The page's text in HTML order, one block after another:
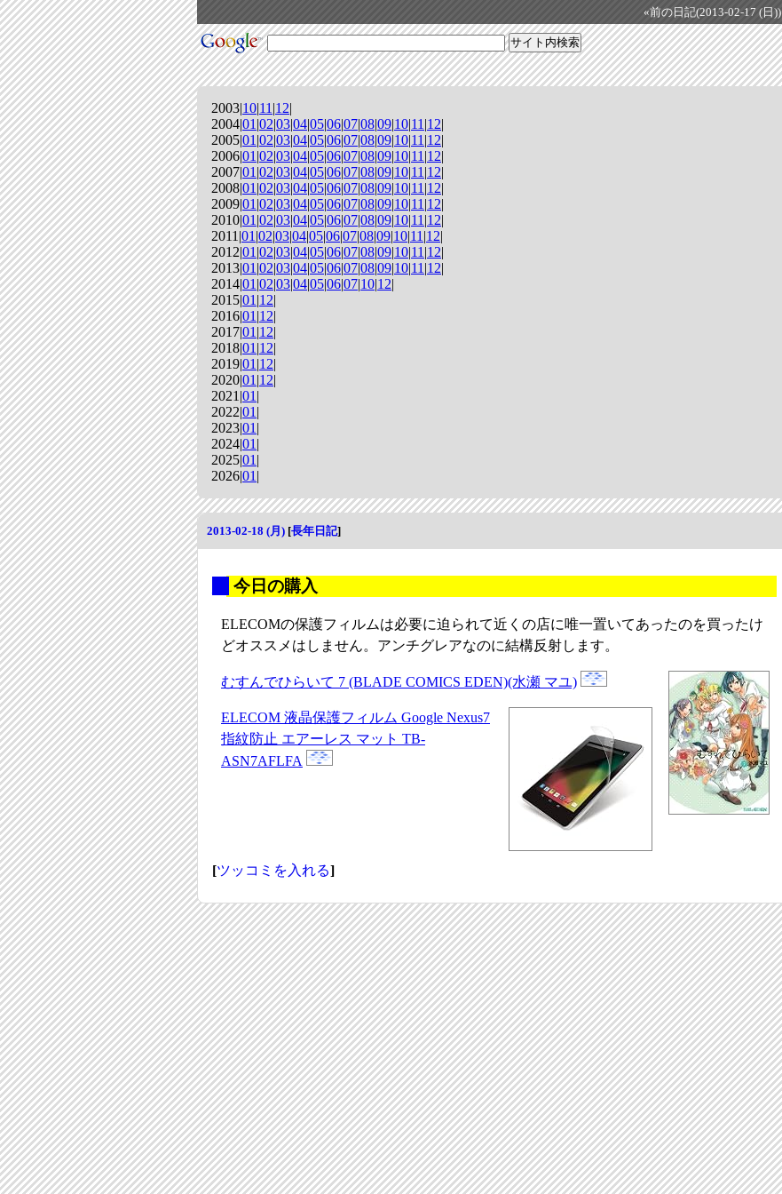
«前の日記(2013-02-17 (日))
2003|10|11 |12|
2004|01 |02|03|04|05|06|07|08|09|10|11 |12|
2005|01 |02|03|04|05|06|07|08|09|10|11 |12|
2006|01 |02|03|04|05|06|07|08|09|10|11 |12|
2007|01 |02|03|04|05|06|07|08|09|10|11 |12|
2008|01 |02|03|04|05|06|07|08|09|10|11 |12|
2009|01 |02|03|04|05|06|07|08|09|10|11 |12|
2010|01 |02|03|04|05|06|07|08|09|10|11 |12|
2011|01 |02|03|04|05|06|07|08|09|10|11 |12|
2012|01 |02|03|04|05|06|07|08|09|10|11 |12|
2013|01 |02|03|04|05|06|07|08|09|10|11 |12|
2014|01 |02|03|04|05|06|07|10|12|
2015|01 |12|
2016|01 |12|
2017|01 |12|
2018|01 |12|
2019|01 |12|
2020|01 |12|
2021|01 |
2022|01 |
2023|01 |
2024|01 |
2025|01 |
2026|01 |
2013-02-18 (月) [長年日記]
今日の購入
ELECOMの保護フィルムは必要に迫られて近くの店に唯一置いてあったのを買ったけ
どオススメはしません。アンチグレアなのに結構反射します。
むすんでひらいて 7 (BLADE COMICS EDEN)(水瀬 マユ)
ELECOM 液晶保護フィルム Google Nexus7
指紋防止 エアーレス マット TB-
ASN7AFLFA
[ツッコミを入れる]